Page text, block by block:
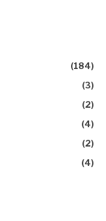
(184)
(3)
(2)
(4)
(2)
(4)